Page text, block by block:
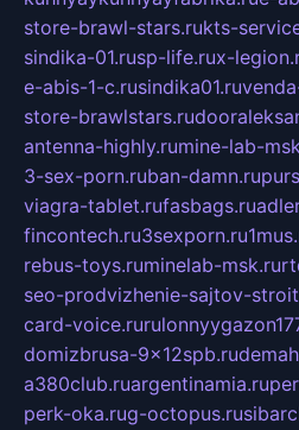
store-brawl-stars.rukts-
sindika-01.rusp-life.rux-
e-abis-1-c.rusindika01.ru
store-brawlstars.ru
antenna-highly.rumine-lab-
3-sex-porn.ruban-damn.ru
viagra-tablet.rufasbags.ru
fincontech.ru3sexporn.ru
rebus-toys.ruminelab-msk.ru
seo-prodvizhenie-sajtov-
card-voice.ru
domizbrusa-9x12spb.ru
a380club.ruargentinamia.ru
perk-oka.rug-octopus.ru